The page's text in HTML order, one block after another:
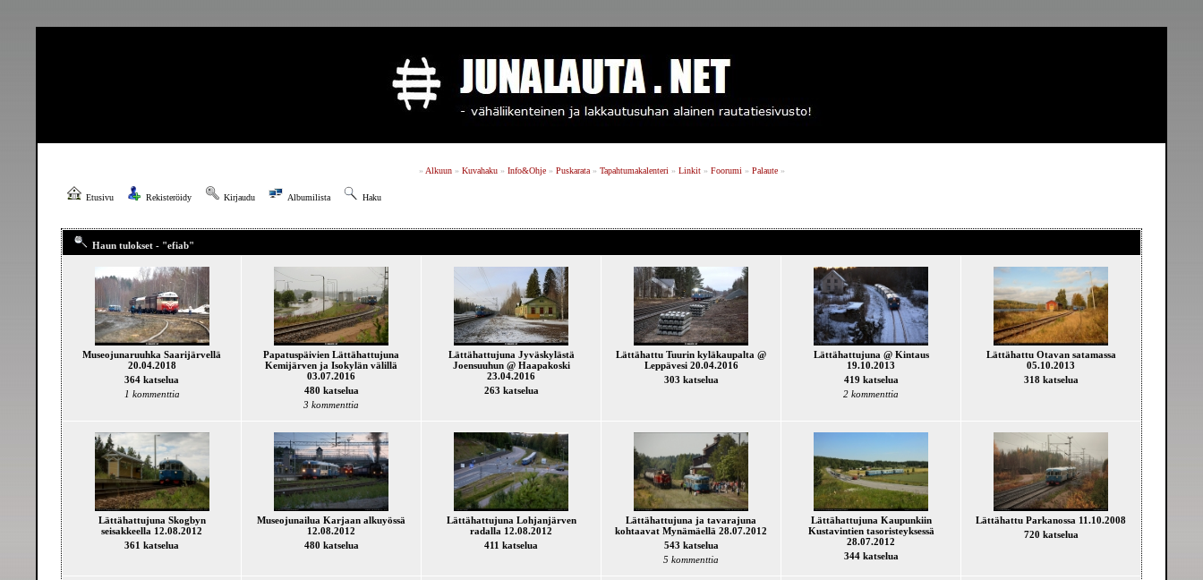
» Alkuun» Kuvahaku» Info&Ohje» Puskarata» Tapahtumakalenteri » Linkit» Foorumi » Palaute»
Etusivu Rekisteröidy Kirjaudu Albumilista Haku
Haun tulokset - "efiab"
Museojunaruuhka Saarijärvellä
20.04.2018
364 katselua
1 kommenttia
Papatuspäivien Lättähattujuna
Kemijärven ja Isokylän välillä
03.07.2016
480 katselua
3 kommenttia
Lättähattujuna Jyväskylästä
Joensuuhun @ Haapakoski
23.04.2016
263 katselua
Lättähattu Tuurin kyläkaupalta @
Leppävesi 20.04.2016
303 katselua
Lättähattujuna @ Kintaus
19.10.2013
419 katselua
2 kommenttia
Lättähattu Otavan satamassa
05.10.2013
318 katselua
Lättähattujuna Skogbyn
seisakkeella 12.08.2012
361 katselua
Museojunailua Karjaan alkuyössä
12.08.2012
480 katselua
Lättähattujuna Lohjanjärven
radalla 12.08.2012
411 katselua
Lättähattujuna ja tavarajuna
kohtaavat Mynämäellä 28.07.2012
543 katselua
5 kommenttia
Lättähattujuna Kaupunkiin
Kustavintien tasoristeyksessä
28.07.2012
344 katselua
Lättähattu Parkanossa 11.10.2008
720 katselua